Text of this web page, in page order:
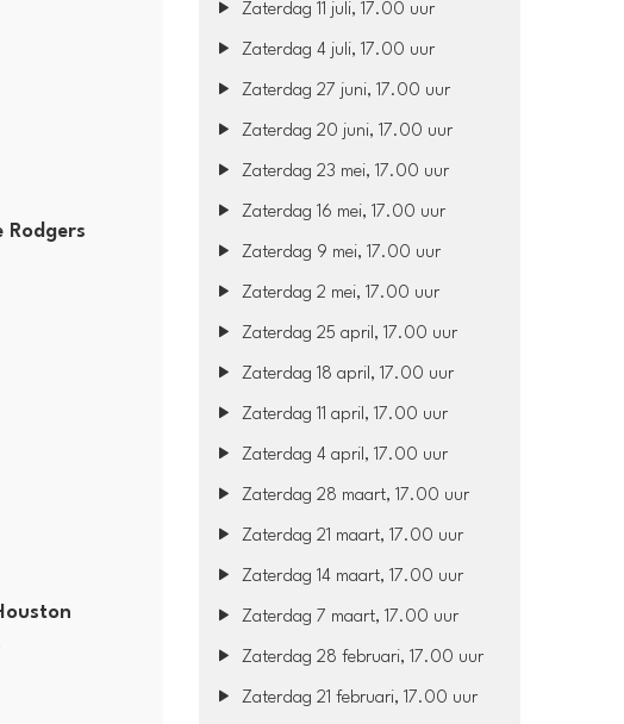
Rodgers
Zaterdag 11 juli, 17.00 uur
Zaterdag 4 juli, 17.00 uur
Zaterdag 27 juni, 17.00 uur
Zaterdag 20 juni, 17.00 uur
Zaterdag 23 mei, 17.00 uur
Zaterdag 16 mei, 17.00 uur
Zaterdag 9 mei, 17.00 uur
Zaterdag 2 mei, 17.00 uur
Zaterdag 25 april, 17.00 uur
Zaterdag 18 april, 17.00 uur
Zaterdag 11 april, 17.00 uur
Zaterdag 4 april, 17.00 uur
Zaterdag 28 maart, 17.00 uur
Zaterdag 21 maart, 17.00 uur
Zaterdag 14 maart, 17.00 uur
Zaterdag 7 maart, 17.00 uur
Zaterdag 28 februari, 17.00 uur
Zaterdag 21 februari, 17.00 uur